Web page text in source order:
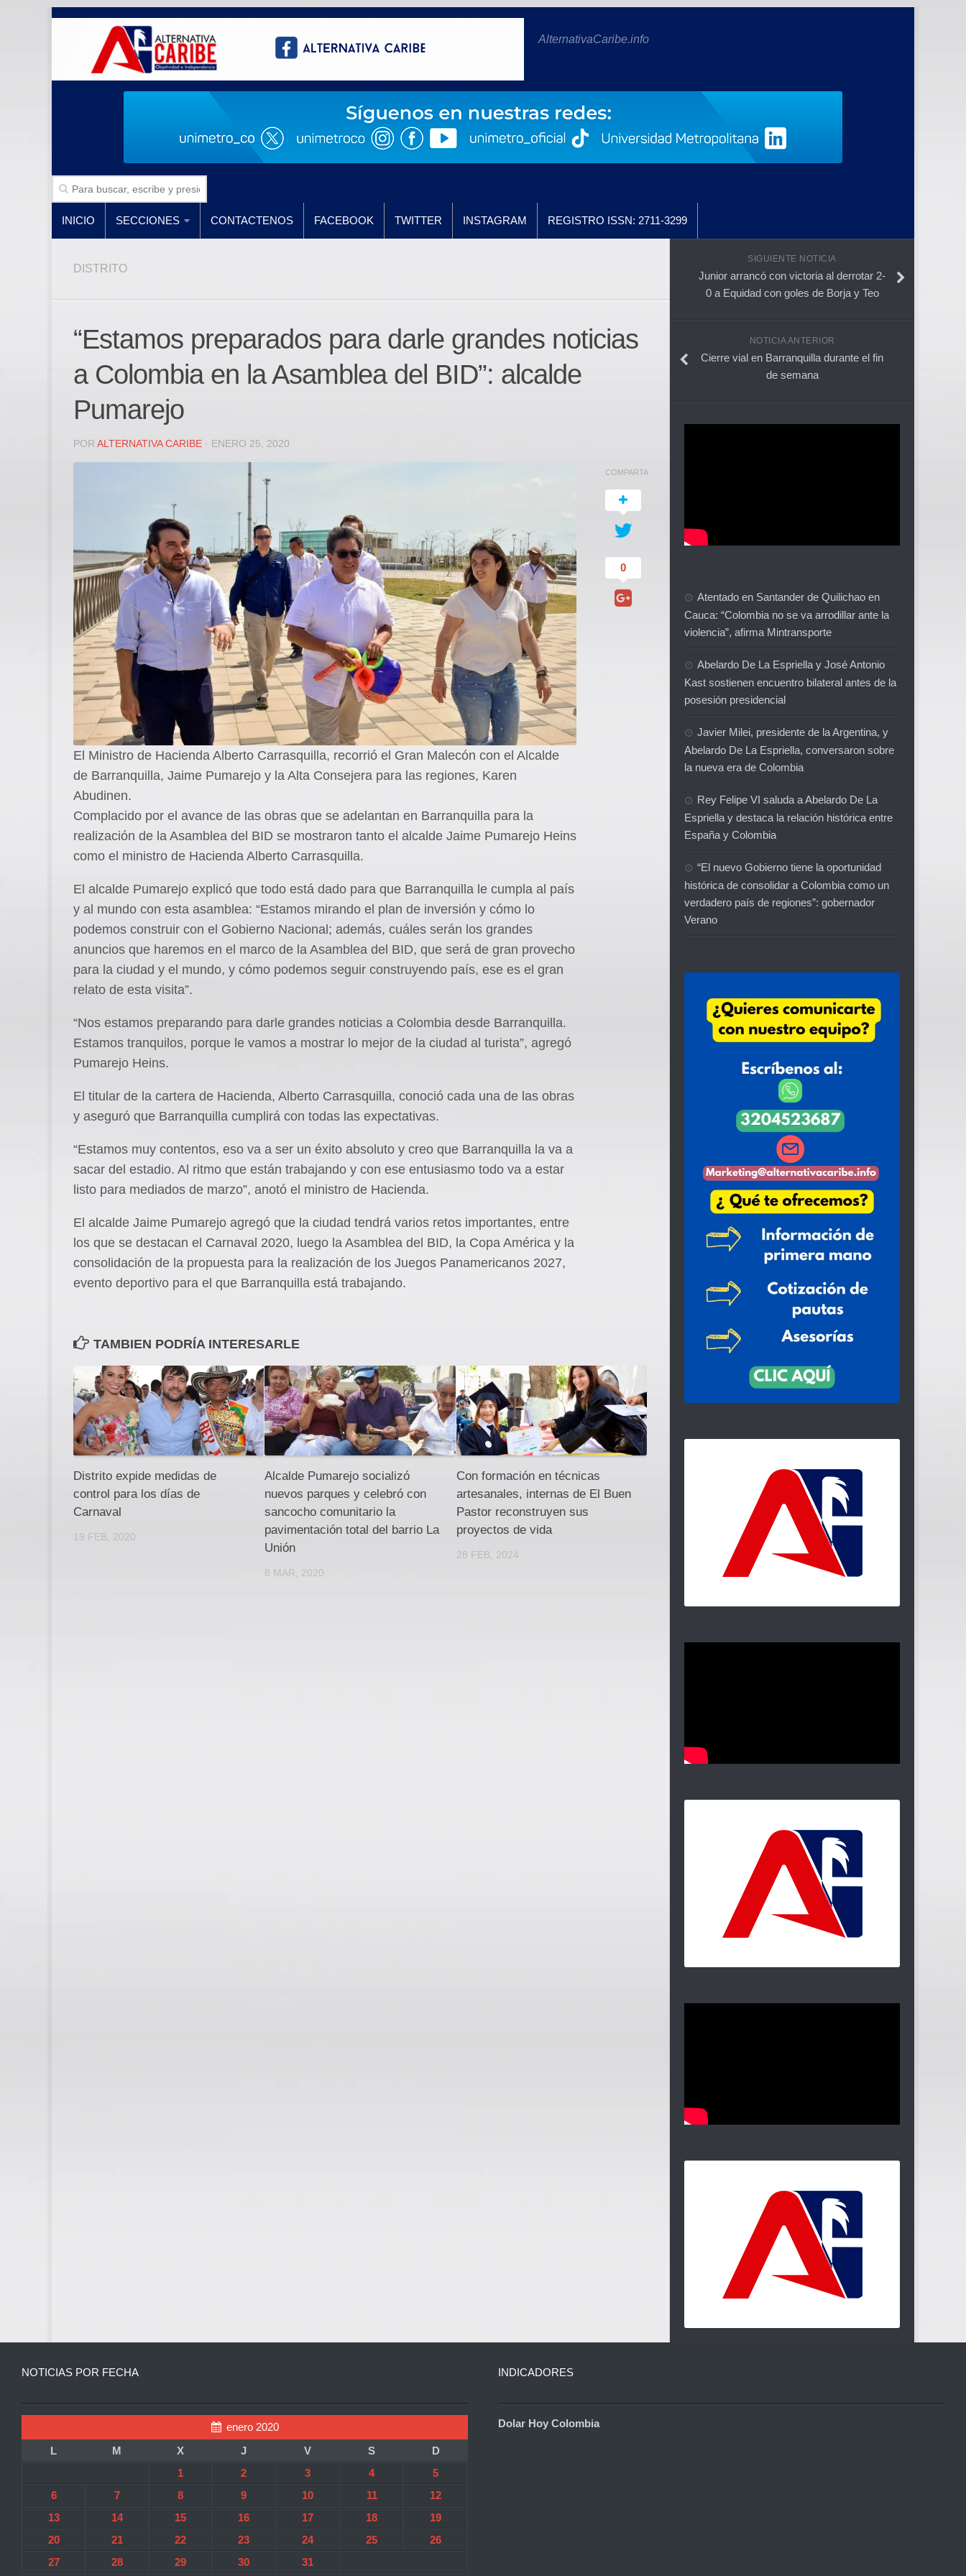
AlternativaCaribe.info
INICIO SECCIONES CONTACTENOS FACEBOOK TWITTER INSTAGRAM REGISTRO ISSN: 2711-3299
DISTRITO
“Estamos preparados para darle grandes noticias
a Colombia en la Asamblea del BID”: alcalde
Pumarejo
POR ALTERNATIVA CARIBE · ENERO 25, 2020
El Ministro de Hacienda Alberto Carrasquilla, recorrió el Gran Malecón con el Alcalde
de Barranquilla, Jaime Pumarejo y la Alta Consejera para las regiones, Karen
Abudinen.
Complacido por el avance de las obras que se adelantan en Barranquilla para la
realización de la Asamblea del BID se mostraron tanto el alcalde Jaime Pumarejo Heins
como el ministro de Hacienda Alberto Carrasquilla.
El alcalde Pumarejo explicó que todo está dado para que Barranquilla le cumpla al país
y al mundo con esta asamblea: “Estamos mirando el plan de inversión y cómo lo
podemos construir con el Gobierno Nacional; además, cuáles serán los grandes
anuncios que haremos en el marco de la Asamblea del BID, que será de gran provecho
para la ciudad y el mundo, y cómo podemos seguir construyendo país, ese es el gran
relato de esta visita”.
“Nos estamos preparando para darle grandes noticias a Colombia desde Barranquilla.
Estamos tranquilos, porque le vamos a mostrar lo mejor de la ciudad al turista”, agregó
Pumarejo Heins.
El titular de la cartera de Hacienda, Alberto Carrasquilla, conoció cada una de las obras
y aseguró que Barranquilla cumplirá con todas las expectativas.
“Estamos muy contentos, eso va a ser un éxito absoluto y creo que Barranquilla la va a
sacar del estadio. Al ritmo que están trabajando y con ese entusiasmo todo va a estar
listo para mediados de marzo”, anotó el ministro de Hacienda.
El alcalde Jaime Pumarejo agregó que la ciudad tendrá varios retos importantes, entre
los que se destacan el Carnaval 2020, luego la Asamblea del BID, la Copa América y la
consolidación de la propuesta para la realización de los Juegos Panamericanos 2027,
evento deportivo para el que Barranquilla está trabajando.
COMPARTA
0
TAMBIEN PODRÍA INTERESARLE
Distrito expide medidas de
control para los días de
Carnaval
19 FEB, 2020
Alcalde Pumarejo socializó
nuevos parques y celebró con
sancocho comunitario la
pavimentación total del barrio La
Unión
8 MAR, 2020
Con formación en técnicas
artesanales, internas de El Buen
Pastor reconstruyen sus
proyectos de vida
28 FEB, 2024
SIGUIENTE NOTICIA
Junior arrancó con victoria al derrotar 2-
0 a Equidad con goles de Borja y Teo
NOTICIA ANTERIOR
Cierre vial en Barranquilla durante el fin
de semana
Atentado en Santander de Quilichao en
Cauca: “Colombia no se va arrodillar ante la
violencia”, afirma Mintransporte
Abelardo De La Espriella y José Antonio
Kast sostienen encuentro bilateral antes de la
posesión presidencial
Javier Milei, presidente de la Argentina, y
Abelardo De La Espriella, conversaron sobre
la nueva era de Colombia
Rey Felipe VI saluda a Abelardo De La
Espriella y destaca la relación histórica entre
España y Colombia
“El nuevo Gobierno tiene la oportunidad
histórica de consolidar a Colombia como un
verdadero país de regiones”: gobernador
Verano
NOTICIAS POR FECHA
enero 2020
L
M X J V S
D
1
2 3 4
5
6
7 8 9 10 11
12
13
14 15 16 17 18
19
20
21 22 23 24 25
26
27
28 29 30
31
INDICADORES
Dolar Hoy Colombia